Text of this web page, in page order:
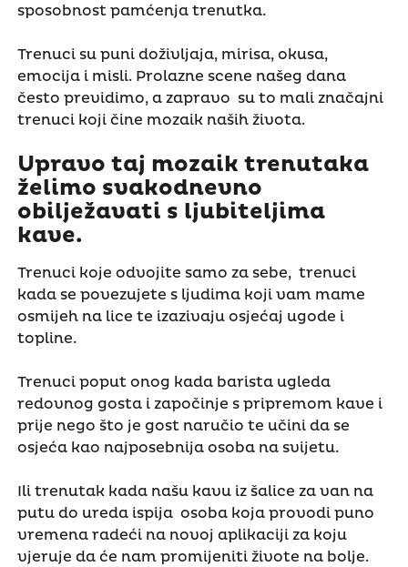
sposobnost pamćenja trenutka.
Trenuci su puni doživljaja, mirisa, okusa,
emocija i misli. Prolazne scene našeg dana
često previdimo, a zapravo su to mali značajni
trenuci koji čine mozaik naših života.
Upravo taj mozaik trenutaka
želimo svakodnevno
obilježavati s ljubiteljima
kave.
Trenuci koje odvojite samo za sebe, trenuci
kada se povezujete s ljudima koji vam mame
osmijeh na lice te izazivaju osjećaj ugode i
topline.
Trenuci poput onog kada barista ugleda
redovnog gosta i započinje s pripremom kave i
prije nego što je gost naručio te učini da se
osjeća kao najposebnija osoba na svijetu.
Ili trenutak kada našu kavu iz šalice za van na
putu do ureda ispija osoba koja provodi puno
vremena radeći na novoj aplikaciji za koju
vjeruje da će nam promijeniti živote na bolje.